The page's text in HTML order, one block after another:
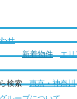
せ
新着物件
エ
検索 東京・神奈川